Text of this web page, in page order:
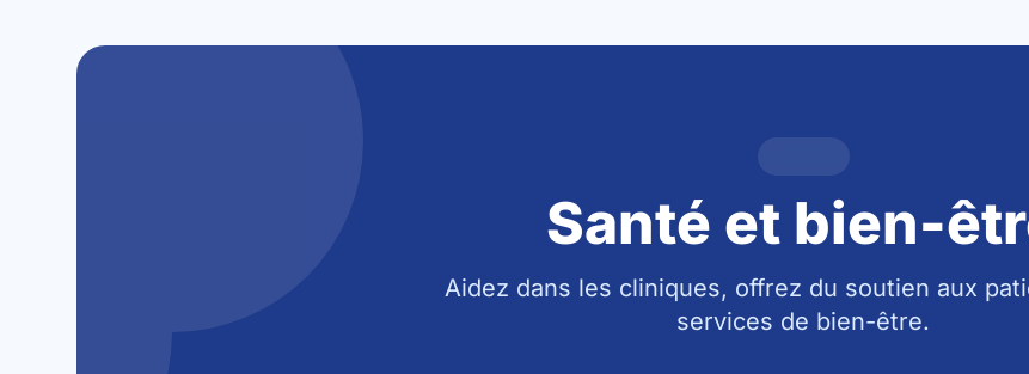
Santé et bien-
Aidez dans les cliniques, offrez du soutien aux
services de bien-être.